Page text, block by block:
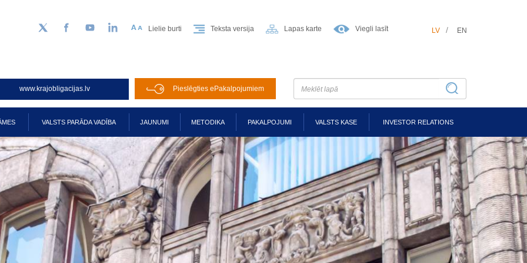
Sekojiet mums Twitter
FacebookYouTubeLinkedIn Lielie burti Teksta versija Lapas karte Viegli lasīt LV EN
www.krajobligacijas.lv Pieslēgties ePakalpojumiem
VALSTS PARĀDA VADĪBA JAUNUMI METODIKA PAKALPOJUMI VALSTS KASE INVESTOR RELATIONS